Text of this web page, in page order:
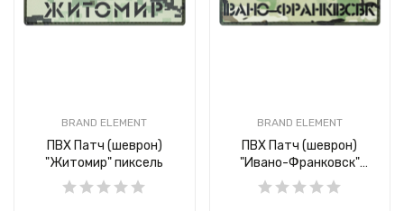
BRAND ELEMENT
ПВХ Патч (шеврон)
"Житомир" пиксель
BRAND ELEMENT
ПВХ Патч (шеврон)
"Ивано-Франковск"
мультикам